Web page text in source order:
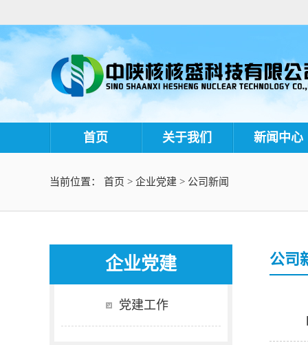
首页 关于我们 新闻中心
当前位置： 首页 > 企业党建 > 公司新闻
企业党建
党建工作
公司